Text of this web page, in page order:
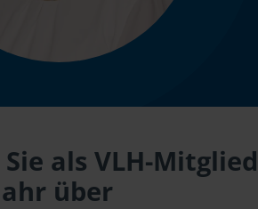
als VLH-Mitglied
über